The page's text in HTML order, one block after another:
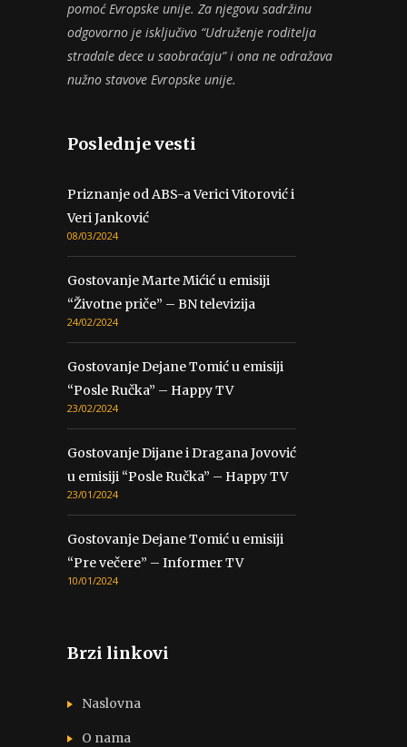
pomoć Evropske unije. Za njegovu sadržinu
odgovorno je isključivo “Udruženje roditelja
stradale dece u saobraćaju” i ona ne odražava
nužno stavove Evropske unije.
Poslednje vesti
Priznanje od ABS-a Verici Vitorović i
Veri Janković
08/03/2024
Gostovanje Marte Mićić u emisiji
“Životne priče” – BN televizija
24/02/2024
Gostovanje Dejane Tomić u emisiji
“Posle Ručka” – Happy TV
23/02/2024
Gostovanje Dijane i Dragana Jovović
u emisiji “Posle Ručka” – Happy TV
23/01/2024
Gostovanje Dejane Tomić u emisiji
“Pre večere” – Informer TV
10/01/2024
Brzi linkovi
Naslovna
O nama